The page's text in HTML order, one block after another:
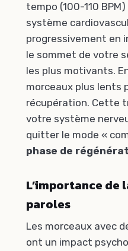
tempo (100-110
système
progressivement en
le sommet de votre
les plus motivants.
morceaux plus lents
récupération. Cette
votre système
quitter le mode «
phase de
L’importance
paroles
Les morceaux avec
ont un impact